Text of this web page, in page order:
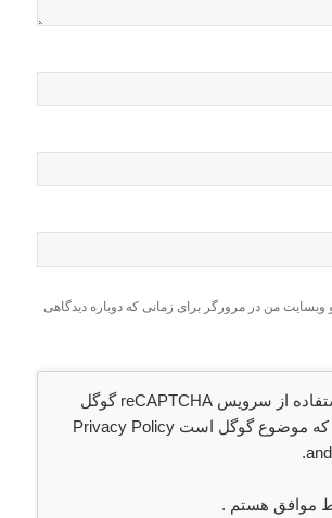
و وبسایت من در مرورگر برای زمانی که دوباره دیدگاهی
برای امنیت، استفاده از سرویس reCAPTCHA گوگل
که موضوع گوگل استPrivacy Policy
and
.
موافق هستم .